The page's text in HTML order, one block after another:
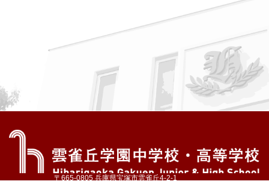
〒665-0805 兵庫県宝塚市雲雀丘4-2-1